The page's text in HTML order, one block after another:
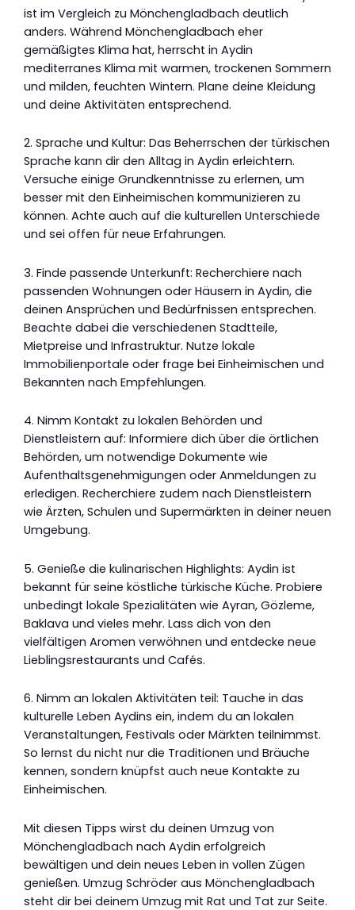
ist im Vergleich zu Mönchengladbach deutlich
anders. Während Mönchengladbach eher
gemäßigtes Klima hat, herrscht in Aydin
mediterranes Klima mit warmen, trockenen Sommern
und milden, feuchten Wintern. Plane deine Kleidung
und deine Aktivitäten entsprechend.
2. Sprache und Kultur: Das Beherrschen der türkischen
Sprache kann dir den Alltag in Aydin erleichtern.
Versuche einige Grundkenntnisse zu erlernen, um
besser mit den Einheimischen kommunizieren zu
können. Achte auch auf die kulturellen Unterschiede
und sei offen für neue Erfahrungen.
3. Finde passende Unterkunft: Recherchiere nach
passenden Wohnungen oder Häusern in Aydin, die
deinen Ansprüchen und Bedürfnissen entsprechen.
Beachte dabei die verschiedenen Stadtteile,
Mietpreise und Infrastruktur. Nutze lokale
Immobilienportale oder frage bei Einheimischen und
Bekannten nach Empfehlungen.
4. Nimm Kontakt zu lokalen Behörden und
Dienstleistern auf: Informiere dich über die örtlichen
Behörden, um notwendige Dokumente wie
Aufenthaltsgenehmigungen oder Anmeldungen zu
erledigen. Recherchiere zudem nach Dienstleistern
wie Ärzten, Schulen und Supermärkten in deiner neuen
Umgebung.
5. Genieße die kulinarischen Highlights: Aydin ist
bekannt für seine köstliche türkische Küche. Probiere
unbedingt lokale Spezialitäten wie Ayran, Gözleme,
Baklava und vieles mehr. Lass dich von den
vielfältigen Aromen verwöhnen und entdecke neue
Lieblingsrestaurants und Cafés.
6. Nimm an lokalen Aktivitäten teil: Tauche in das
kulturelle Leben Aydins ein, indem du an lokalen
Veranstaltungen, Festivals oder Märkten teilnimmst.
So lernst du nicht nur die Traditionen und Bräuche
kennen, sondern knüpfst auch neue Kontakte zu
Einheimischen.
Mit diesen Tipps wirst du deinen Umzug von
Mönchengladbach nach Aydin erfolgreich
bewältigen und dein neues Leben in vollen Zügen
genießen. Umzug Schröder aus Mönchengladbach
steht dir bei deinem Umzug mit Rat und Tat zur Seite.